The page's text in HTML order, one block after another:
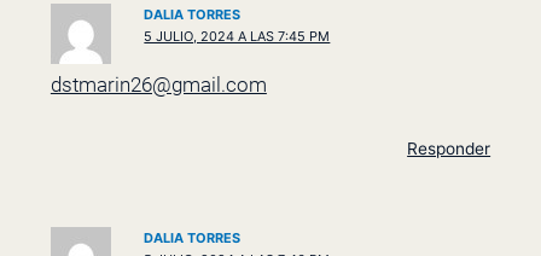
DALIA TORRES
5 JULIO, 2024 A LAS 7:45 PM
dstmarin26@gmail.com
Responder
DALIA TORRES